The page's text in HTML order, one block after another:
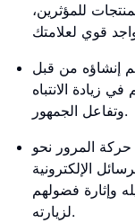
للمؤثرين،
إنشاؤه من قبل
زيادة الانتباه
وتفاعل الجمهور.
حركة المرور نحو
الإلكترونية
وإثارة فضولهم
لزيارته.